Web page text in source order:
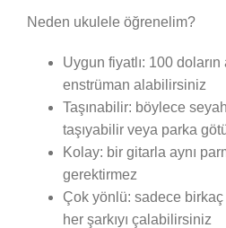
Neden ukulele öğrenelim?
Uygun fiyatlı: 100
enstrüman alabilirsiniz
Taşınabilir: böylece
taşıyabilir veya parka
Kolay: bir gitarla aynı
gerektirmez
Çok yönlü: sadece
her şarkıyı çalabilirsiniz